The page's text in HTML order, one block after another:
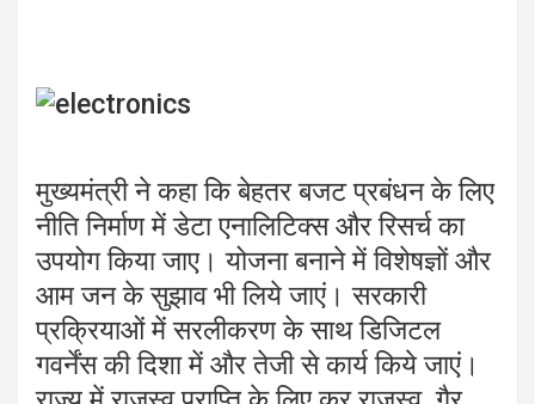
मुख्यमंत्री ने कहा कि बेहतर बजट प्रबंधन के लिए
नीति निर्माण में डेटा एनालिटिक्स और रिसर्च का
उपयोग किया जाए। योजना बनाने में विशेषज्ञों और
आम जन के सुझाव भी लिये जाएं। सरकारी
प्रक्रियाओं में सरलीकरण के साथ डिजिटल
गवर्नेंस की दिशा में और तेजी से कार्य किये जाएं।